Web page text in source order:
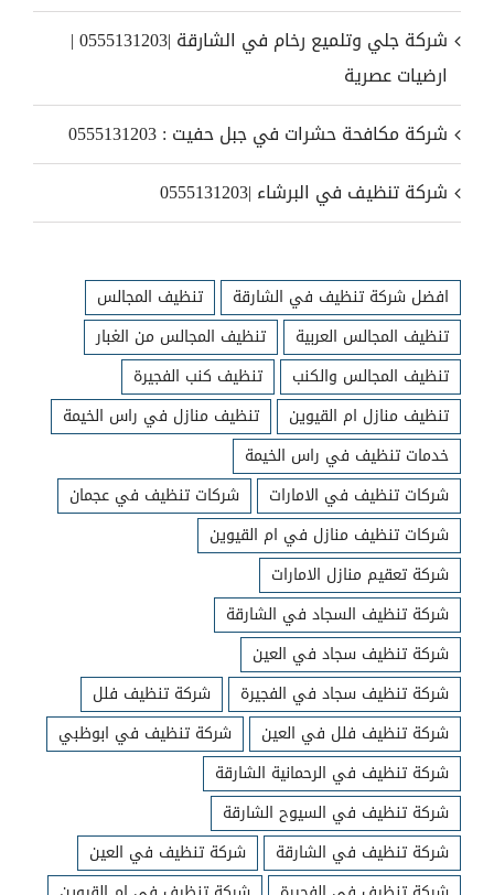
شركة جلي وتلميع رخام في الشارقة |0555131203 |
ارضيات عصرية
شركة مكافحة حشرات في جبل حفيت : 0555131203
شركة تنظيف في البرشاء |0555131203
افضل شركة تنظيف في الشارقة
تنظيف المجالس
تنظيف المجالس العربية
تنظيف المجالس من الغبار
تنظيف المجالس والكنب
تنظيف كنب الفجيرة
تنظيف منازل ام القيوين
تنظيف منازل في راس الخيمة
خدمات تنظيف في راس الخيمة
شركات تنظيف في الامارات
شركات تنظيف في عجمان
شركات تنظيف منازل في ام القيوين
شركة تعقيم منازل الامارات
شركة تنظيف السجاد في الشارقة
شركة تنظيف سجاد في العين
شركة تنظيف سجاد في الفجيرة
شركة تنظيف فلل
شركة تنظيف فلل في العين
شركة تنظيف في ابوظبي
شركة تنظيف في الرحمانية الشارقة
شركة تنظيف في السيوح الشارقة
شركة تنظيف في الشارقة
شركة تنظيف في العين